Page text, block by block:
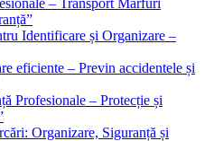
– Transport Marfuri
Identificare și Organizare –
eficiente – Previn accidentele și
Profesionale – Protecție și
Organizare, Siguranță și